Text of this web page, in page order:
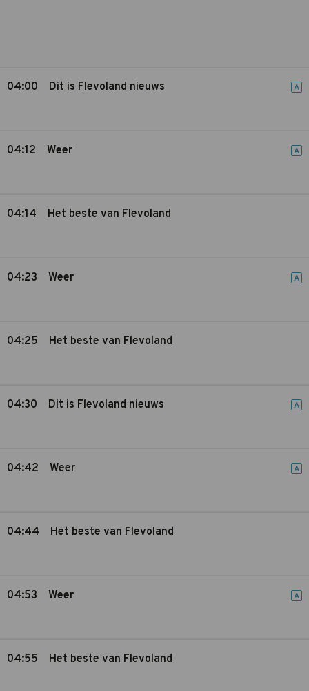
04:00 Dit is Flevoland nieuws A
04:12 Weer A
04:14 Het beste van Flevoland
04:23 Weer A
04:25 Het beste van Flevoland
04:30 Dit is Flevoland nieuws A
04:42 Weer A
04:44 Het beste van Flevoland
04:53 Weer A
04:55 Het beste van Flevoland